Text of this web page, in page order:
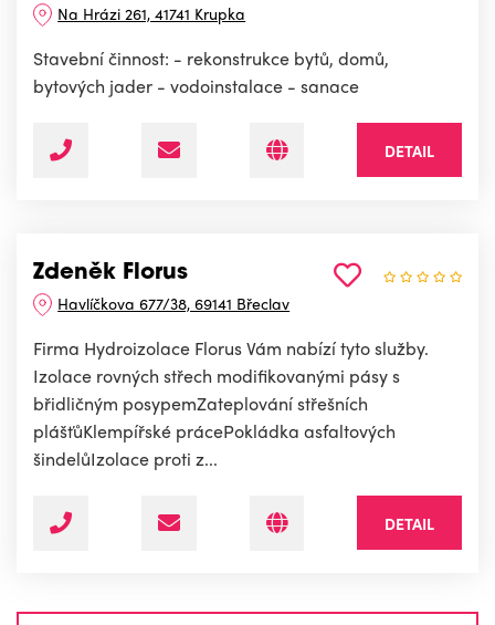
Na Hrázi 261, 41741 Krupka
Stavební činnost: - rekonstrukce bytů, domů,
bytových jader - vodoinstalace - sanace
DETAIL
Zdeněk Florus
Havlíčkova 677/38, 69141 Břeclav
Firma Hydroizolace Florus Vám nabízí tyto služby.
Izolace rovných střech modifikovanými pásy s
břidličným posypemZateplování střešních
plášťůKlempířské prácePokládka asfaltových
šindelůIzolace proti z...
DETAIL